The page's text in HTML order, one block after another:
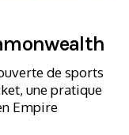
de sports
une pratique
Empire